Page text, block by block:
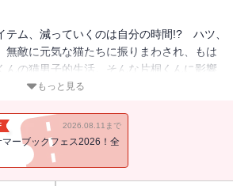
テム、減っていくのは自分の時間!? ハツ、
無敵に元気な猫たちに振りまわされ、もは
んの猫男子的生活。そんな片桐くんに影響
々も猫に首ったけの猫男子＆猫女子
いたハートフルコメディ第2巻、猫男子度
もっと見る
2026.08.11まで
マーブックフェス2026！全